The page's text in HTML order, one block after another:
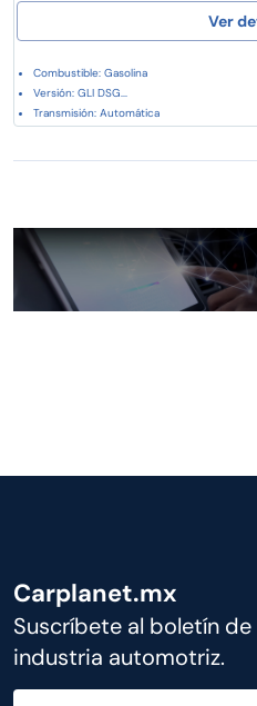
Ver
Combustible: Gasolina
Versión: GLI DSG...
Transmisión: Automática
Carplanet.mx
Suscríbete al boletín
industria automotriz.